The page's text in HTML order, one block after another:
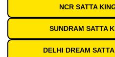
NCR SATTA
SUNDRAM SATTA
DELHI DREAM